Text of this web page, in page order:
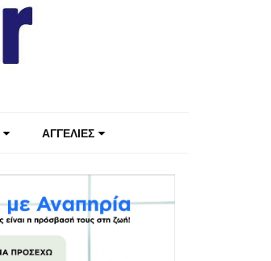
ΑΓΓΕΛΙΕΣ